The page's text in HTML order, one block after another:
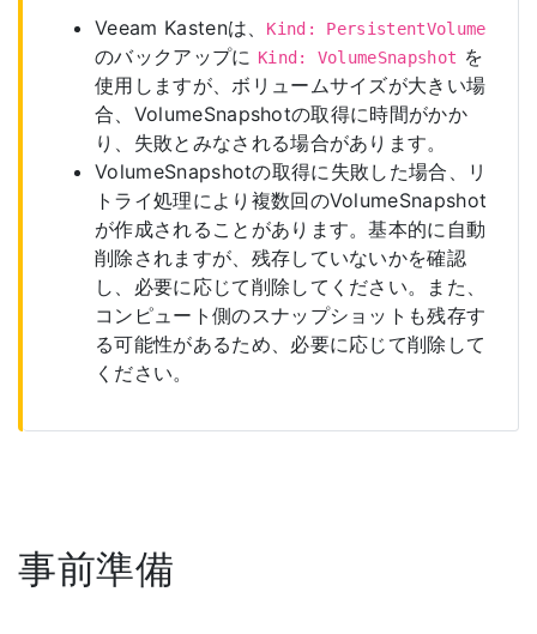
Veeam Kastenは、 Kind: PersistentVolume
のバックアップに Kind: VolumeSnapshot を
使用しますが、ボリュームサイズが大きい場
合、VolumeSnapshotの取得に時間がかか
り、失敗とみなされる場合があります。
VolumeSnapshotの取得に失敗した場合、リ
トライ処理により複数回のVolumeSnapshot
が作成されることがあります。基本的に自動
削除されますが、残存していないかを確認
し、必要に応じて削除してください。また、
コンピュート側のスナップショットも残存す
る可能性があるため、必要に応じて削除して
ください。
事前準備